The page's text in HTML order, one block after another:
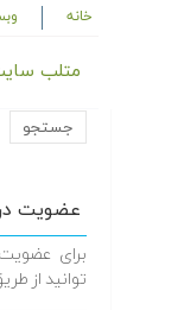
خانه
متلب
عضویت در
برای
توانید از